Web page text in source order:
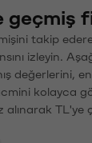
geçmiş
takip
izleyin.
değerlerini,
kolayca
TL'ye